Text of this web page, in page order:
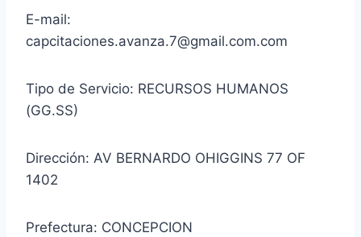
E-mail:
capcitaciones.avanza.7@gmail.com.com
Tipo de Servicio: RECURSOS HUMANOS
(GG.SS)
Dirección: AV BERNARDO OHIGGINS 77 OF
1402
Prefectura: CONCEPCION